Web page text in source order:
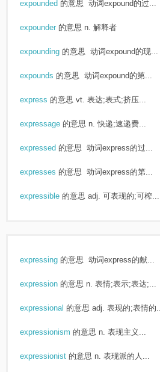
expounded 的意思 动词expound的过...
expounder 的意思 n. 解释者
expounding 的意思 动词expound的现...
expounds 的意思 动词expound的第...
express 的意思 vt. 表达;表式;挤压...
expressage 的意思 n. 快递;速递费...
expressed 的意思 动词express的过...
expresses 的意思 动词express的第...
expressible 的意思 adj. 可表现的;可榨...
expressing 的意思 动词express的献...
expression 的意思 n. 表情;表示;表达;...
expressional 的意思 adj. 表现的;表情的
expressionism 的意思 n. 表现主义...
expressionist 的意思 n. 表现派的人...